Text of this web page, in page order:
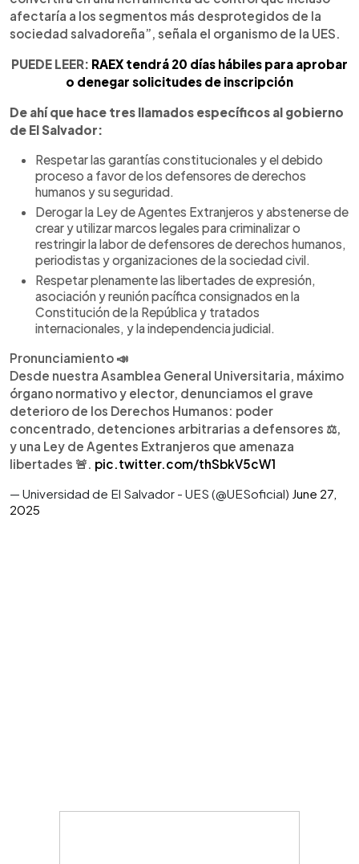
afectaría a los segmentos más desprotegidos de la
sociedad salvadoreña”, señala el organismo de la UES.
PUEDE LEER: RAEX tendrá 20 días hábiles para aprobar
o denegar solicitudes de inscripción
De ahí que hace tres llamados específicos al gobierno
de El Salvador:
Respetar las garantías constitucionales y el debido
proceso a favor de los defensores de derechos
humanos y su seguridad.
Derogar la Ley de Agentes Extranjeros y abstenerse de
crear y utilizar marcos legales para criminalizar o
restringir la labor de defensores de derechos humanos,
periodistas y organizaciones de la sociedad civil.
Respetar plenamente las libertades de expresión,
asociación y reunión pacífica consignados en la
Constitución de la República y tratados
internacionales, y la independencia judicial.
Pronunciamiento 📣
Desde nuestra Asamblea General Universitaria, máximo
órgano normativo y elector, denunciamos el grave
deterioro de los Derechos Humanos: poder
concentrado, detenciones arbitrarias a defensores ⚖️,
y una Ley de Agentes Extranjeros que amenaza
libertades 🚨. pic.twitter.com/thSbkV5cW1
— Universidad de El Salvador - UES (@UESoficial) June 27,
2025